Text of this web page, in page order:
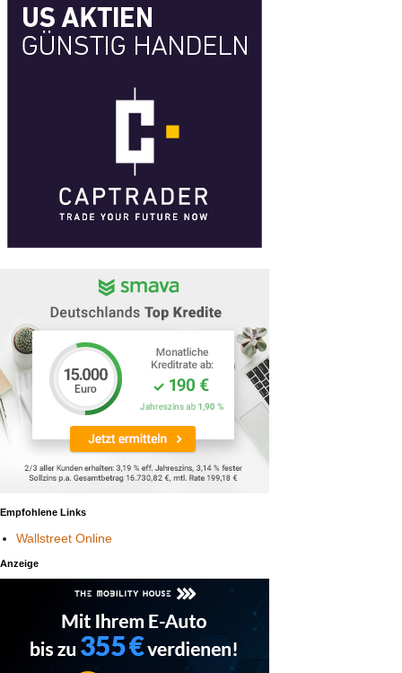
Empfohlene Links
Wallstreet Online
Anzeige